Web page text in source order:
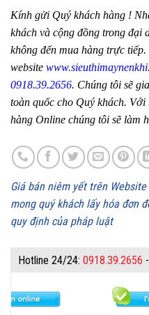
Kính gửi Quý khách hàng !
khách và cộng đồng trong đại
không đến mua hàng trực
website
0918.39.2656. Chúng tôi sẽ
toàn quốc cho Quý khách.
hàng Online chúng tôi sẽ làm
Giá bán niêm yết trên
mong quý khách lấy hóa đơn
quy định của pháp luật
Hotline 24/24: 0918.39.2656 -